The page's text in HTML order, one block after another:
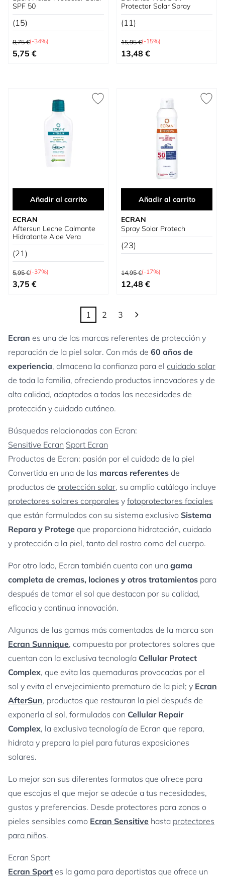
SPF 50
(15)
Precio habitual
8,75 €(-34%)
Precio especial
5,75 €
Protector Solar Spray
(11)
Precio habitual
15,95 €(-15%)
Precio especial
13,48 €
Añadir al carrito
ECRAN
Aftersun Leche Calmante
Hidratante Aloe Vera
(21)
Precio habitual
5,95 €(-37%)
Precio especial
3,75 €
Añadir al carrito
ECRAN
Spray Solar Protech
(23)
Precio habitual
14,95 €(-17%)
Precio especial
12,48 €
Actualmente estás leyendo página
1
Página
2
Página
3
Ecran es una de las marcas referentes de protección y
reparación de la piel solar. Con más de 60 años de
experiencia, almacena la confianza para el cuidado solar
de toda la familia, ofreciendo productos innovadores y de
alta calidad, adaptados a todas las necesidades de
protección y cuidado cutáneo.
Búsquedas relacionadas con Ecran:
Sensitive Ecran Sport Ecran
Productos de Ecran: pasión por el cuidado de la piel
Convertida en una de las marcas referentes de
productos de protección solar, su amplio catálogo incluye
protectores solares corporales y fotoprotectores faciales
que están formulados con su sistema exclusivo Sistema
Repara y Protege que proporciona hidratación, cuidado
y protección a la piel, tanto del rostro como del cuerpo.
Por otro lado, Ecran también cuenta con una gama
completa de cremas, lociones y otros tratamientos para
después de tomar el sol que destacan por su calidad,
eficacia y continua innovación.
Algunas de las gamas más comentadas de la marca son
Ecran Sunnique, compuesta por protectores solares que
cuentan con la exclusiva tecnología Cellular Protect
Complex, que evita las quemaduras provocadas por el
sol y evita el envejecimiento prematuro de la piel; y Ecran
AfterSun, productos que restauran la piel después de
exponerla al sol, formulados con Cellular Repair
Complex, la exclusiva tecnología de Ecran que repara,
hidrata y prepara la piel para futuras exposiciones
solares.
Lo mejor son sus diferentes formatos que ofrece para
que escojas el que mejor se adecúe a tus necesidades,
gustos y preferencias. Desde protectores para zonas o
pieles sensibles como Ecran Sensitive hasta protectores
para niños.
Ecran Sport
Ecran Sport es la gama para deportistas que ofrece un